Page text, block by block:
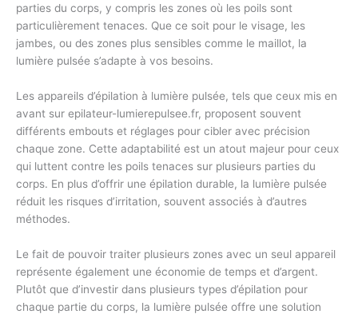
parties du corps, y compris les zones où les poils sont
particulièrement tenaces. Que ce soit pour le visage, les
jambes, ou des zones plus sensibles comme le maillot, la
lumière pulsée s’adapte à vos besoins.
Les appareils d’épilation à lumière pulsée, tels que ceux mis en
avant sur epilateur-lumierepulsee.fr, proposent souvent
différents embouts et réglages pour cibler avec précision
chaque zone. Cette adaptabilité est un atout majeur pour ceux
qui luttent contre les poils tenaces sur plusieurs parties du
corps. En plus d’offrir une épilation durable, la lumière pulsée
réduit les risques d’irritation, souvent associés à d’autres
méthodes.
Le fait de pouvoir traiter plusieurs zones avec un seul appareil
représente également une économie de temps et d’argent.
Plutôt que d’investir dans plusieurs types d’épilation pour
chaque partie du corps, la lumière pulsée offre une solution